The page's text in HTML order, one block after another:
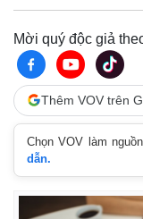
Mời quý độc giả
Thêm VOV trên
Chọn VOV làm
dẫn.